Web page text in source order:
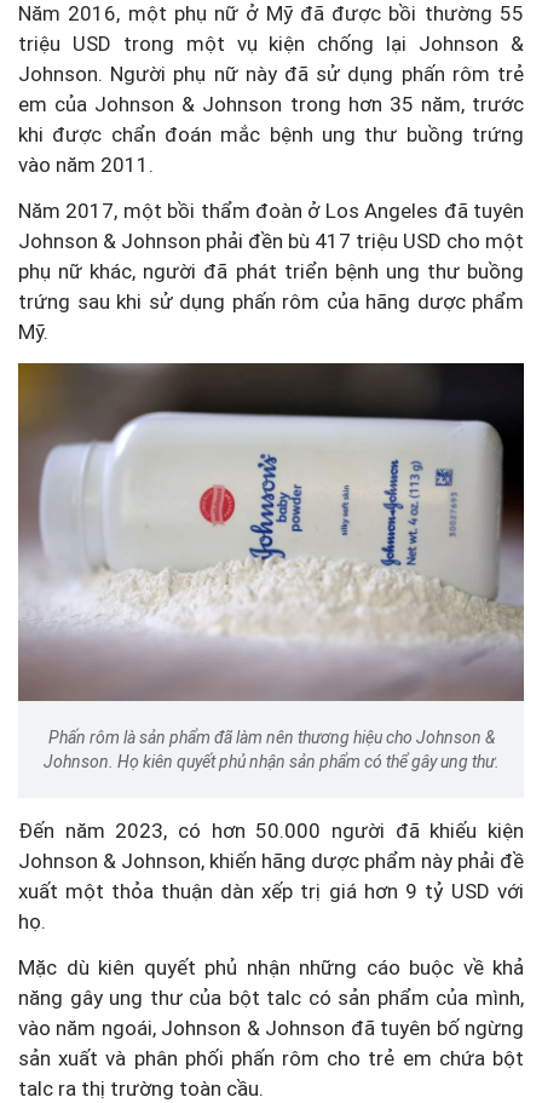
Năm 2016, một phụ nữ ở Mỹ đã được bồi thường 55
triệu USD trong một vụ kiện chống lại Johnson &
Johnson. Người phụ nữ này đã sử dụng phấn rôm trẻ
em của Johnson & Johnson trong hơn 35 năm, trước
khi được chẩn đoán mắc bệnh ung thư buồng trứng
vào năm 2011.
Năm 2017, một bồi thẩm đoàn ở Los Angeles đã tuyên
Johnson & Johnson phải đền bù 417 triệu USD cho một
phụ nữ khác, người đã phát triển bệnh ung thư buồng
trứng sau khi sử dụng phấn rôm của hãng dược phẩm
Mỹ.
Phấn rôm là sản phẩm đã làm nên thương hiệu cho Johnson &
Johnson. Họ kiên quyết phủ nhận sản phẩm có thể gây ung thư.
Đến năm 2023, có hơn 50.000 người đã khiếu kiện
Johnson & Johnson, khiến hãng dược phẩm này phải đề
xuất một thỏa thuận dàn xếp trị giá hơn 9 tỷ USD với
họ.
Mặc dù kiên quyết phủ nhận những cáo buộc về khả
năng gây ung thư của bột talc có sản phẩm của mình,
vào năm ngoái, Johnson & Johnson đã tuyên bố ngừng
sản xuất và phân phối phấn rôm cho trẻ em chứa bột
talc ra thị trường toàn cầu.